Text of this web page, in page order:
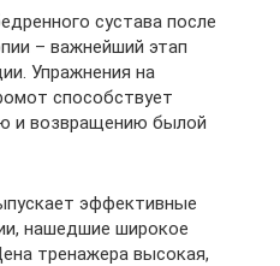
сустава после
– важнейший этап
Упражнения на
способствует
и возвращению былой
эффективные
нашедшие широкое
тренажера высокая,